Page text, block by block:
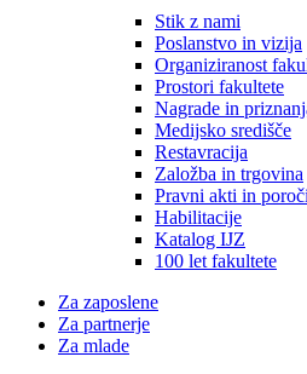
Stik z nami
Poslanstvo in vizija
Organiziranost
Prostori fakultete
Nagrade in
Medijsko središče
Restavracija
Založba in trgovina
Pravni akti in
Habilitacije
Katalog IJZ
100 let fakultete
Za zaposlene
Za partnerje
Za mlade